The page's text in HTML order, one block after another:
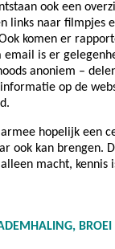
ook een
links naar filmpjes
komen er
email is er
anoniem –
op de
hopelijk een
ook kan brengen.
macht, kennis